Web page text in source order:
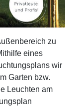
zu
eines
wir
Garten bzw.
Leuchten am